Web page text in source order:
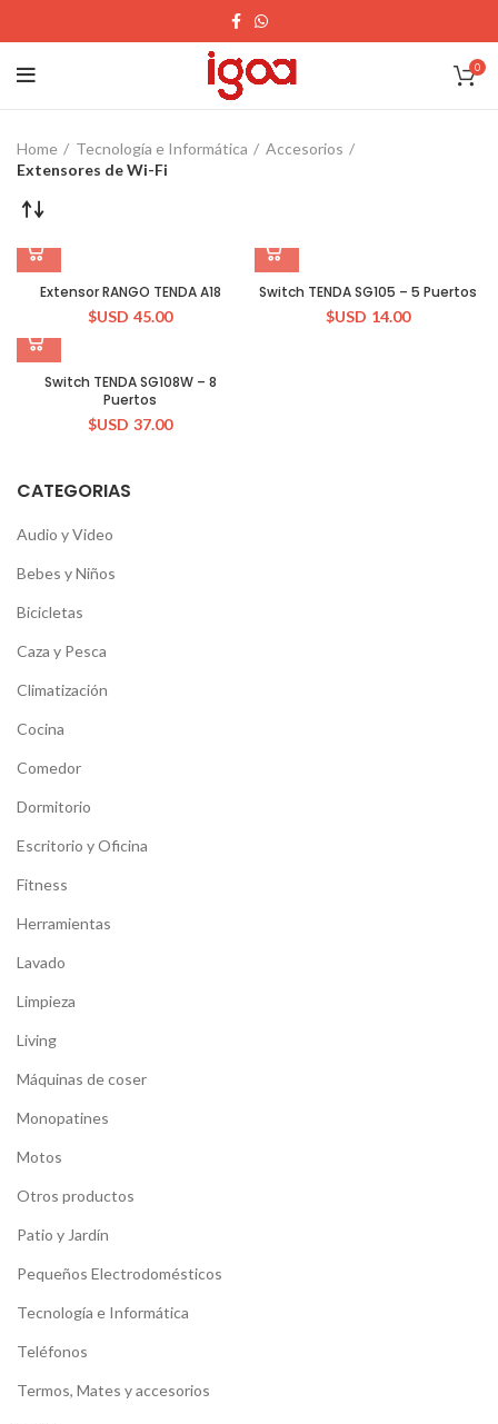
0
CATEGORIAS
Audio y Video
Bebes y Niños
Bicicletas
Caza y Pesca
Climatización
Cocina
Comedor
Dormitorio
Escritorio y Oficina
Fitness
Herramientas
Lavado
Limpieza
Living
Máquinas de coser
Monopatines
Motos
Otros productos
Patio y Jardín
Pequeños Electrodomésticos
Tecnología e Informática
Teléfonos
Termos, Mates y accesorios
Home Tecnología e Informática
Accesorios
Extensores de Wi-Fi
Extensor RANGO TENDA A18
$USD 45.00
Switch TENDA SG105 – 5 Puertos
$USD 14.00
Switch TENDA SG108W – 8
Puertos
$USD 37.00